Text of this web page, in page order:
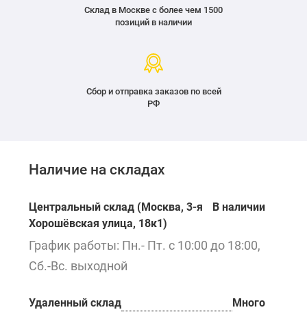
Склад в Москве с более чем 1500
позиций в наличии
Сбор и отправка заказов по всей
РФ
Наличие на складах
Центральный склад (Москва, 3-я
Хорошёвская улица, 18к1)
В наличии
График работы: Пн.- Пт. с 10:00 до 18:00,
Сб.-Вс. выходной
Удаленный склад Много